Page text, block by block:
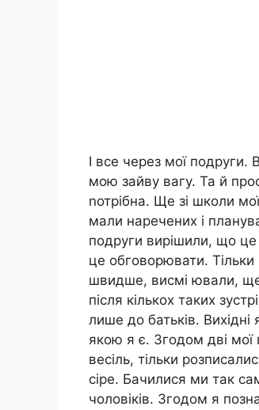
І все через мої
мою зайву вагу. Та й
nотрібна. Ще зі школи
мали наречених і
подруги вирішили, що
це обговорювати.
швидше, висмі ювали, ще
після кількох таких
лише до батьків.
якою я є. Згодом дві
весіль, тільки
сіре. Бачилися ми так
чоловіків. Згодом я